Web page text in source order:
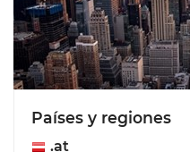
Países y regiones
.at